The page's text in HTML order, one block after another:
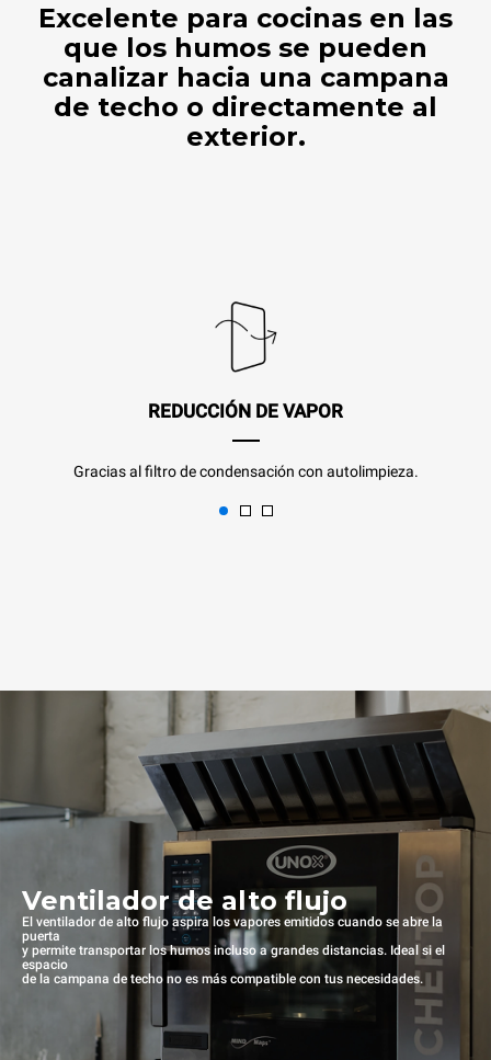
Excelente para cocinas en las
que los humos se pueden
canalizar hacia una campana
de techo o directamente al
exterior.
REDUCCIÓN DE VAPOR
Gracias al filtro de condensación con autolimpieza.
Ventilador de alto flujo
El ventilador de alto flujo aspira los vapores emitidos cuando se abre la
puerta
y permite transportar los humos incluso a grandes distancias. Ideal si el
espacio
de la campana de techo no es más compatible con tus necesidades.